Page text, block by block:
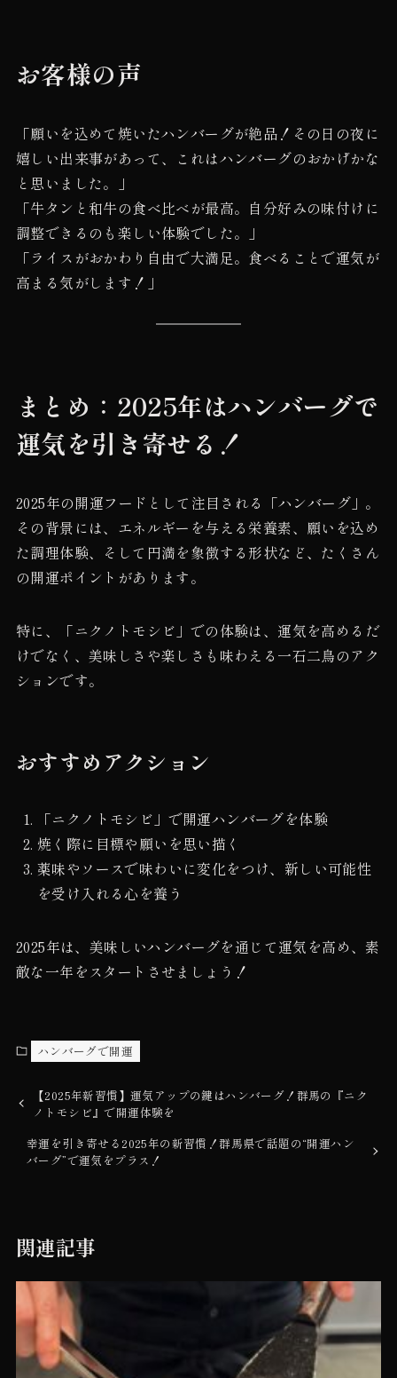
お客様の声
「願いを込めて焼いたハンバーグが絶品！その日の夜に
嬉しい出来事があって、これはハンバーグのおかげかな
と思いました。」
「牛タンと和牛の食べ比べが最高。自分好みの味付けに
調整できるのも楽しい体験でした。」
「ライスがおかわり自由で大満足。食べることで運気が
高まる気がします！」
まとめ：2025年はハンバーグで
運気を引き寄せる！
2025年の開運フードとして注目される「ハンバーグ」。
その背景には、エネルギーを与える栄養素、願いを込め
た調理体験、そして円満を象徴する形状など、たくさん
の開運ポイントがあります。
特に、「ニクノトモシビ」での体験は、運気を高めるだ
けでなく、美味しさや楽しさも味わえる一石二鳥のアク
ションです。
おすすめアクション
「ニクノトモシビ」で開運ハンバーグを体験
焼く際に目標や願いを思い描く
薬味やソースで味わいに変化をつけ、新しい可能性
を受け入れる心を養う
2025年は、美味しいハンバーグを通じて運気を高め、素
敵な一年をスタートさせましょう！
ハンバーグで開運
【2025年新習慣】運気アップの鍵はハンバーグ！群馬の『ニク
ノトモシビ』で開運体験を
幸運を引き寄せる2025年の新習慣！群馬県で話題の“開運ハン
バーグ”で運気をプラス！
関連記事